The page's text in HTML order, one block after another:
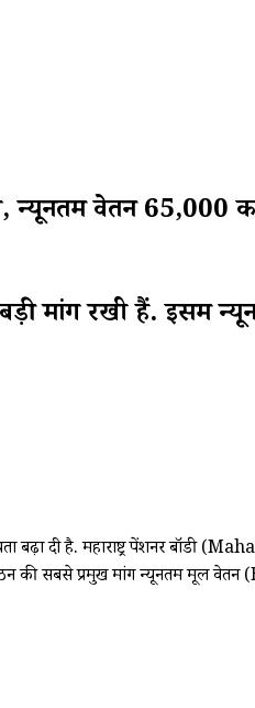
वेतन ₹65,000
मांगें रखी हैं. इसमें
बढ़ा दी है. महाराष्ट्र पेंशनर बॉडी
की सबसे प्रमुख मांग न्यूनतम मूल